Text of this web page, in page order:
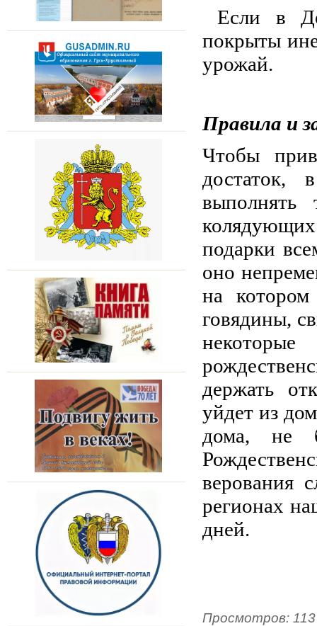
Если в
покрыты
урожай.
Правила и
Чтобы
достаток,
выполнять
подарки
оно
на
говядины,
держать
уйдет из
дома, не
верования
регионах
дней.
Просмотров: 113